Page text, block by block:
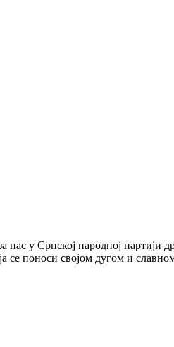
у Српској народној партији
се поноси својом дугом и